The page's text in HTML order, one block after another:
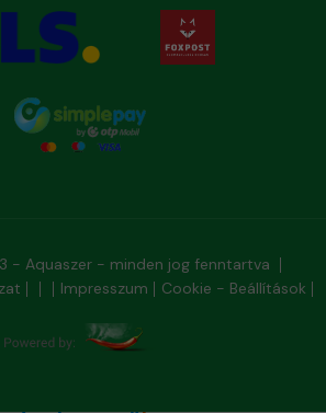
- Aquaszer - minden jog fenntartva
Impresszum Cookie - Beállítások